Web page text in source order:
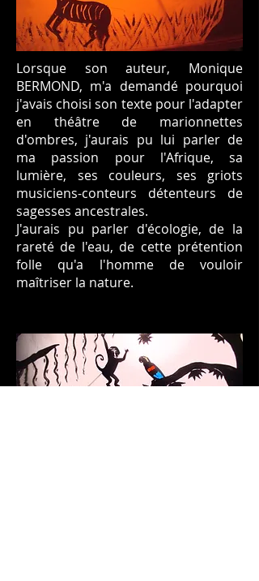
Lorsque son auteur, Monique
BERMOND, m'a demandé pourquoi
j'avais choisi son texte pour l'adapter
en théâtre de marionnettes
d'ombres, j'aurais pu lui parler de
ma passion pour l'Afrique, sa
lumière, ses couleurs, ses griots
musiciens-conteurs détenteurs de
sagesses ancestrales.
J'aurais pu parler d'écologie, de la
rareté de l'eau, de cette prétention
folle qu'a l'homme de vouloir
maîtriser la nature.